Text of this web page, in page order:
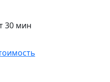
30 мин